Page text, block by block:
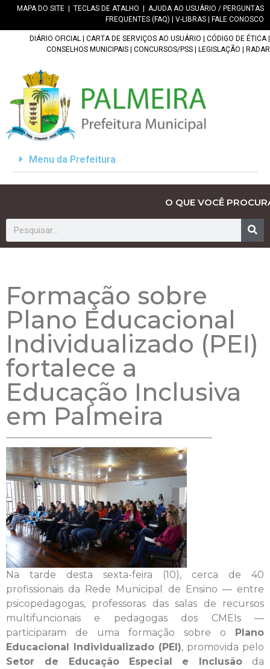
MAPA DO SITE TECLAS DE ATALHO
AJUDA AO USUÁRIO / PERGUNTAS
FREQUENTES (FAQ)
V-LIBRAS FALE CONOSCO
DIÁRIO OFICIAL CARTA DE SERVIÇOS AO USUÁRIO CÓDIGO DE ÉTICA|
CONSELHOS MUNICIPAIS
CONCURSOS/PSS LEGISLAÇÃO RADAR
Menu da Prefeitura
O QUE VOCÊ
Formação sobre
Plano Educacional
Individualizado (PEI)
fortalece a
Educação Inclusiva
em Palmeira
Na tarde desta sexta-feira (10), cerca de 40
profissionais da Rede Municipal de Ensino — entre
psicopedagogas, professoras das salas de recursos
multifuncionais e pedagogas dos CMEIs —
participaram de uma formação sobre o Plano
Educacional Individualizado (PEI), promovida pelo
Setor de Educação Especial e Inclusão da